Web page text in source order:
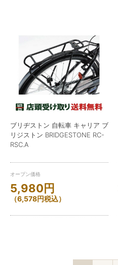
ブリヂストン 自転車 キャリア ブ
リジストン BRIDGESTONE RC-
RSC.A
オープン価格
5,980円
（6,578円税込）